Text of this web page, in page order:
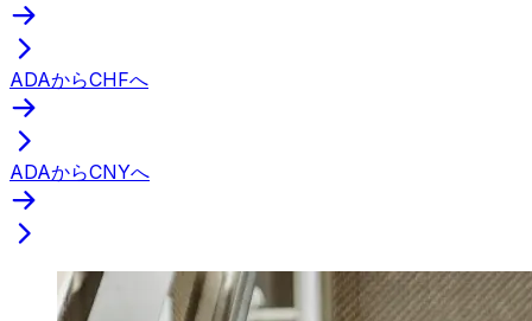
ADAからCHFへ
ADAからCNYへ